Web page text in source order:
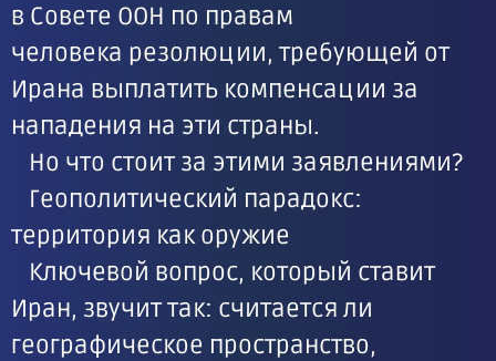
в Совете ООН по правам
человека резолюции, требующей от
Ирана выплатить компенсации за
нападения на эти страны.
Но что стоит за этими заявлениями?
Геополитический парадокс:
территория как оружие
Ключевой вопрос, который ставит
Иран, звучит так: считается ли
географическое пространство,